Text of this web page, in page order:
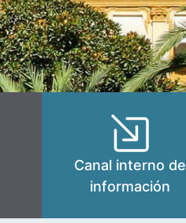
Canal interno de
información